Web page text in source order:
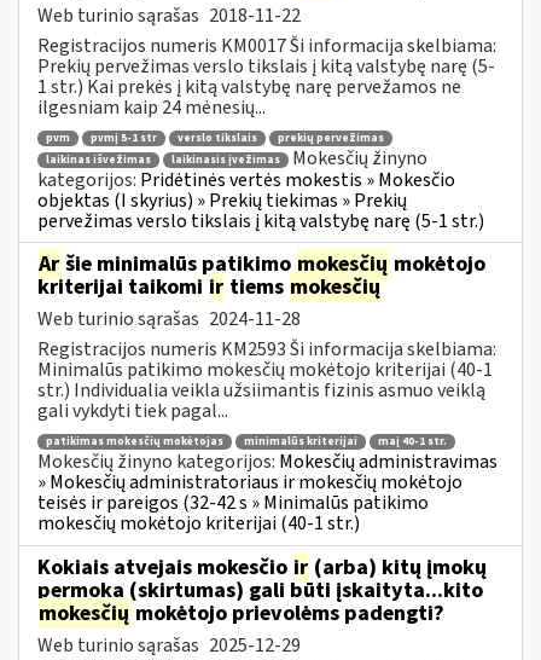
Web turinio sąrašas 2018-11-22
Registracijos numeris KM0017 Ši informacija skelbiama:
Prekių pervežimas verslo tikslais į kitą valstybę narę (5-
1 str.) Kai prekės į kitą valstybę narę pervežamos ne
ilgesniam kaip 24 mėnesių...
pvm pvmį 5-1 str verslo tikslais
prekių pervežimas
laikinas išvežimas
laikinasis įvežimas
Mokesčių žinyno
kategorijos: Pridėtinės vertės mokestis » Mokesčio
objektas (I skyrius) » Prekių tiekimas » Prekių
pervežimas verslo tikslais į kitą valstybę narę (5-1 str.)
Ar šie minimalūs patikimo mokesčių mokėtojo
kriterijai taikomi ir tiems mokesčių
Web turinio sąrašas 2024-11-28
Registracijos numeris KM2593 Ši informacija skelbiama:
Minimalūs patikimo mokesčių mokėtojo kriterijai (40-1
str.) Individualia veikla užsiimantis fizinis asmuo veiklą
gali vykdyti tiek pagal...
patikimas mokesčių mokėtojas minimalūs kriterijai maį 40-1 str.
Mokesčių žinyno kategorijos: Mokesčių administravimas
» Mokesčių administratoriaus ir mokesčių mokėtojo
teisės ir pareigos (32-42 s » Minimalūs patikimo
mokesčių mokėtojo kriterijai (40-1 str.)
Kokiais atvejais mokesčio ir (arba) kitų įmokų
permoka (skirtumas) gali būti įskaityta...kito
mokesčių mokėtojo prievolėms padengti?
Web turinio sąrašas 2025-12-29